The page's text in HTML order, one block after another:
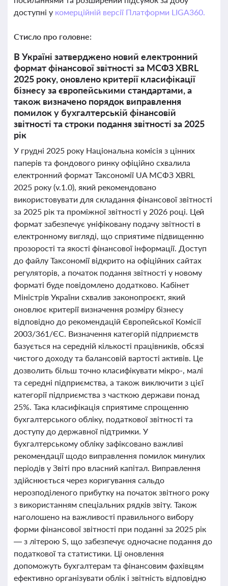
доступні у комерційній версії Платформи LIGA360.
Стисло про головне:
В Україні затверджено новий електронний
формат фінансової звітності за МСФЗ XBRL
2025 року, оновлено критерії класифікації
бізнесу за європейськими стандартами, а
також визначено порядок виправлення
помилок у бухгалтерській фінансовій
звітності та строки подання звітності за 2025
рік
У грудні 2025 року Національна комісія з цінних
паперів та фондового ринку офіційно схвалила
електронний формат Таксономії UA МСФЗ XBRL
2025 року (v.1.0), який рекомендовано
використовувати для складання фінансової звітності
за 2025 рік та проміжної звітності у 2026 році. Цей
формат забезпечує уніфіковану подачу звітності в
електронному вигляді, що сприятиме підвищенню
прозорості та якості фінансової інформації. Доступ
до файлу Таксономії відкрито на офіційних сайтах
регуляторів, а початок подання звітності у новому
форматі буде повідомлено додатково. Кабінет
Міністрів України схвалив законопроєкт, який
оновлює критерії визначення розміру бізнесу
відповідно до рекомендацій Європейської Комісії
2003/361/ЄС. Визначення категорій підприємств
базується на середній кількості працівників, обсязі
чистого доходу та балансовій вартості активів. Це
дозволить більш точно класифікувати мікро-, малі
та середні підприємства, а також виключити з цієї
категорії підприємства з часткою держави понад
25%. Така класифікація сприятиме спрощенню
бухгалтерського обліку, податкової звітності та
доступу до державної підтримки. У
бухгалтерському обліку зафіксовано важливі
рекомендації щодо виправлення помилок минулих
періодів у Звіті про власний капітал. Виправлення
здійснюється через коригування сальдо
нерозподіленого прибутку на початок звітного року
з використанням спеціальних рядків звіту. Також
наголошено на важливості правильного вибору
форми фінансової звітності при поданні за 2025 рік
— з літерою S, що забезпечує одночасне подання до
податкової та статистики. Ці оновлення
допоможуть бухгалтерам та фінансовим фахівцям
ефективно організувати облік і звітність відповідно